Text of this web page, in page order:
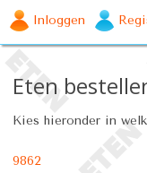
Inloggen
Eten
Kies hieronder in
9862